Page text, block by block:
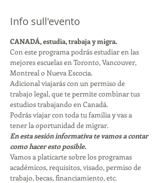
Info sull'evento
CANADÁ, estudia, trabaja y migra.
Con este programa podrás estudiar en las
mejores escuelas en Toronto, Vancouver,
Montreal o Nueva Escocia.
Adicional viajarás con un permiso de
trabajo legal, que te permite combinar tus
estudios trabajando en Canadá.
Podrás viajar con toda tu familia y vas a
tener la oportunidad de migrar.
En esta sesión informativa te vamos a contar
como hacer esto posible.
Vamos a platicarte sobre los programas
académicos, requisitos, visado, permiso de
trabajo, becas, financiamiento, etc.